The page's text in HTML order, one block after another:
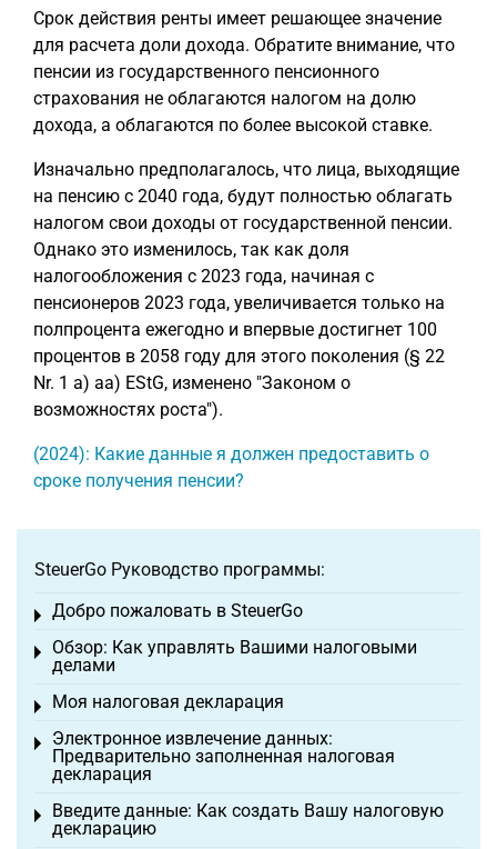
Срок действия ренты имеет решающее значение
для расчета доли дохода. Обратите внимание, что
пенсии из государственного пенсионного
страхования не облагаются налогом на долю
дохода, а облагаются по более высокой ставке.
Изначально предполагалось, что лица, выходящие
на пенсию с 2040 года, будут полностью облагать
налогом свои доходы от государственной пенсии.
Однако это изменилось, так как доля
налогообложения с 2023 года, начиная с
пенсионеров 2023 года, увеличивается только на
полпроцента ежегодно и впервые достигнет 100
процентов в 2058 году для этого поколения (§ 22
Nr. 1 a) aa) EStG, изменено "Законом о
возможностях роста").
(2024): Какие данные я должен предоставить о
сроке получения пенсии?
SteuerGo Руководство программы:
Добро пожаловать в SteuerGo
Toggle menu
Обзор: Как управлять Вашими налоговыми
делами
Toggle menu
Моя налоговая декларация
Toggle menu
Электронное извлечение данных:
Предварительно заполненная налоговая
декларация
Toggle menu
Введите данные: Как создать Вашу налоговую
декларацию
Toggle menu